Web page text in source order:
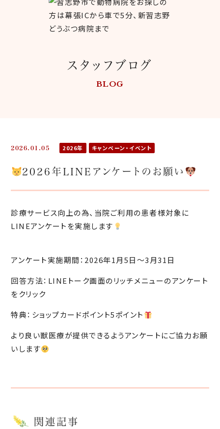
スタッフブログ
BLOG
2026.01.05 2026年 キャンペーン・イベント
2026年LINEアンケートのお願い
診療サービス向上の為、当院ご利用の患者様対象に
LINEアンケートを実施します
アンケート実施期間：2026年1月5日〜3月31日
回答方法：LINEトーク画面のリッチメニューのアンケート
をクリック
特典：ショップカードポイント5ポイント
より良い獣医療が提供できるようアンケートにご協力お願
いします
関連記事